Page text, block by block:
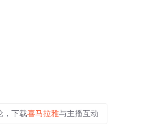
，下载喜马拉雅与主播互动